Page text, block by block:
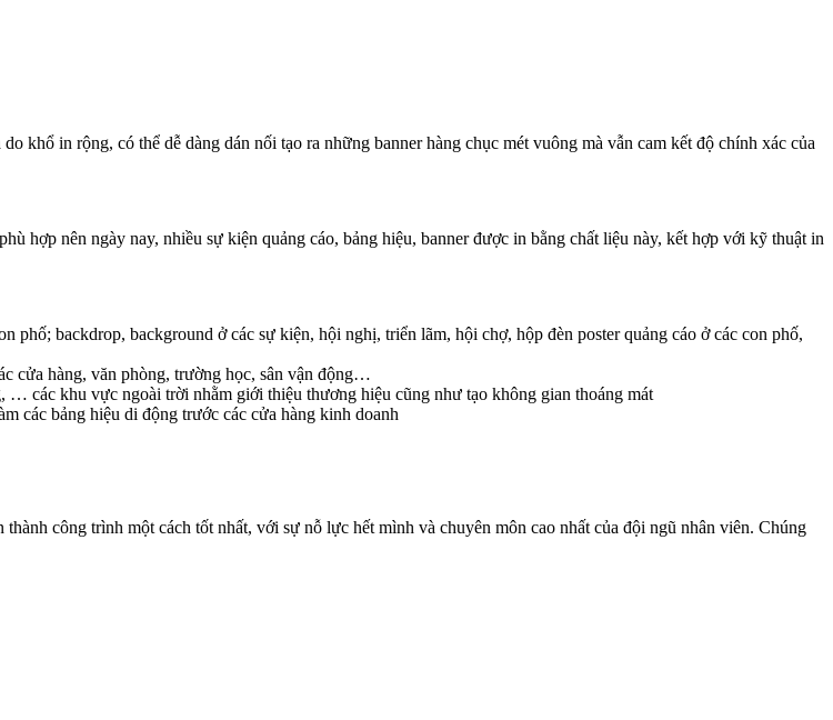
khổ in rộng, có thể dễ dàng dán nối tạo ra những banner hàng chục mét vuông mà vẫn cam kết độ chính xác của
hợp nên ngày nay, nhiều sự kiện quảng cáo, bảng hiệu, banner được in bằng chất liệu này, kết hợp với kỹ thuật in
phố; backdrop, background ở các sự kiện, hội nghị, triển lãm, hội chợ, hộp đèn poster quảng cáo ở các con phố,
cửa hàng, văn phòng, trường học, sân vận động…
… các khu vực ngoài trời nhằm giới thiệu thương hiệu cũng như tạo không gian thoáng mát
các bảng hiệu di động trước các cửa hàng kinh doanh
công trình một cách tốt nhất, với sự nỗ lực hết mình và chuyên môn cao nhất của đội ngũ nhân viên. Chúng